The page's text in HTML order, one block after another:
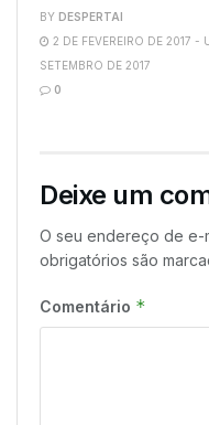
BY DESPERTAI
2 DE FEVEREIRO DE 2017 -
SETEMBRO DE 2017
0
Deixe um
O seu endereço de e-
obrigatórios são
Comentário *